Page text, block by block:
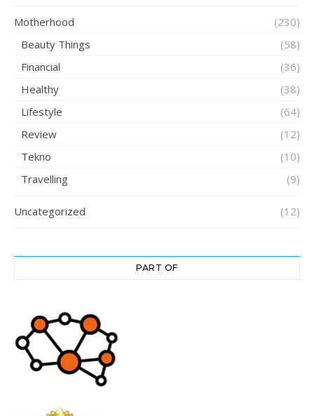
Motherhood
(230)
Beauty Things
(58)
Financial
(36)
Healthy
(38)
Lifestyle
(64)
Review
(12)
Tekno
(10)
Travelling
(9)
Uncategorized (12)
PART OF